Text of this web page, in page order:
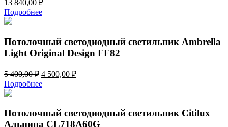
13 840,00 ₽
Подробнее
Потолочный светодиодный светильник Ambrella
Light Original Design FF82
5 400,00₽ Первоначальная
цена
составляла
400,00 ₽.
4 500,00 ₽Текущая
Подробнее
Потолочный светодиодный светильник Citilux
Альпина CL718A60G